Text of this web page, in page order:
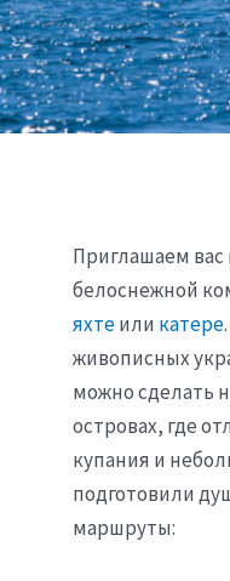
Приглашаем
белоснежной
яхтеили катере
живописных
можно сделать
островах, где
купания и
подготовили
маршруты: